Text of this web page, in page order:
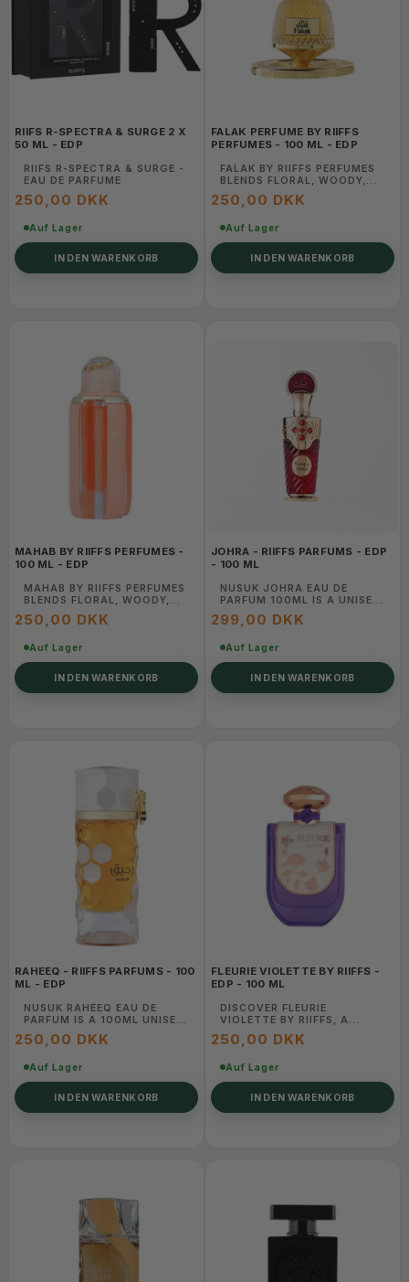
RIIFS R-SPECTRA & SURGE 2 X
50 ML - EDP
RIIFS R-SPECTRA & SURGE -
EAU DE PARFUME
250,00 DKK
Auf Lager
IN DEN WARENKORB
FALAK PERFUME BY RIIFFS
PERFUMES - 100 ML - EDP
FALAK BY RIIFFS PERFUMES
BLENDS FLORAL, WOODY,
AND AMBER NOTES TO
CREATE A REFINED AND
THAT EXUDES
SOPHISTICATION AND
CHARM.
250,00 DKK
Auf Lager
IN DEN WARENKORB
MAHAB BY RIIFFS PERFUMES -
100 ML - EDP
MAHAB BY RIIFFS PERFUMES
BLENDS FLORAL, WOODY,
AND AMBER NOTES TO
CREATE A REFINED AND
THAT EXUDES
SOPHISTICATION AND
CHARM.
250,00 DKK
Auf Lager
IN DEN WARENKORB
JOHRA - RIIFFS PARFUMS - EDP
- 100 ML
NUSUK JOHRA EAU DE
PARFUM 100ML IS A UNISEX
LUXURY FRAGRANCE
COMBINING RICH ORIENTAL
TIMELESS AND ELEGANT
SCENT.
299,00 DKK
Auf Lager
IN DEN WARENKORB
RAHEEQ - RIIFFS PARFUMS - 100
ML - EDP
NUSUK RAHEEQ EAU DE
PARFUM IS A 100ML UNISEX
LUXURY FRAGRANCE THAT
BLENDS RICH ORIENTAL
ELEGANCE FOR A
CAPTIVATING SCENT
EXPERIENCE.
250,00 DKK
Auf Lager
IN DEN WARENKORB
FLEURIE VIOLETTE BY RIIFFS -
EDP - 100 ML
DISCOVER FLEURIE
VIOLETTE BY RIIFFS, A
DELICATE FRAGRANCE WITH
VIOLET, FLORAL, AND
FOR A GRACEFUL, FEMININE,
AND LASTING IMPRESSION.
250,00 DKK
Auf Lager
IN DEN WARENKORB